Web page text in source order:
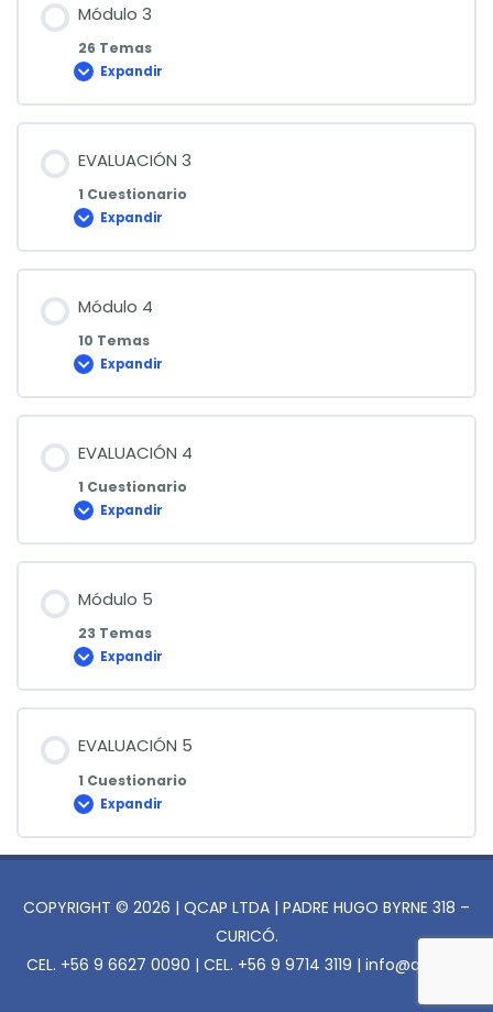
Módulo 3
26 Temas
Expandir
Módulo
EVALUACIÓN 3
1 Cuestionario
Expandir
EVALUACIÓN
Módulo 4
10 Temas
Expandir
Módulo
EVALUACIÓN 4
1 Cuestionario
Expandir
EVALUACIÓN
Módulo 5
23 Temas
Expandir
Módulo
EVALUACIÓN 5
1 Cuestionario
Expandir
EVALUACIÓN
COPYRIGHT © 2026 | QCAP LTDA | PADRE HUGO BYRNE 318 –
CURICÓ.
CEL. +56 9 6627 0090 | CEL. +56 9 9714 3119 | info@qcap.cl